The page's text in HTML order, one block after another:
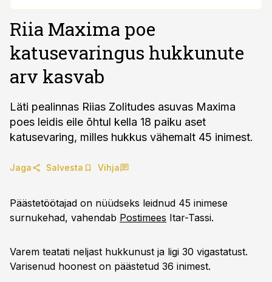
Riia Maxima poe
katusevaringus hukkunute
arv kasvab
Läti pealinnas Riias Zolitudes asuvas Maxima
poes leidis eile õhtul kella 18 paiku aset
katusevaring, milles hukkus vähemalt 45 inimest.
Jaga Salvesta Vihja
Päästetöötajad on nüüdseks leidnud 45 inimese
surnukehad, vahendab Postimees Itar-Tassi.
Varem teatati neljast hukkunust ja ligi 30 vigastatust.
Varisenud hoonest on päästetud 36 inimest.